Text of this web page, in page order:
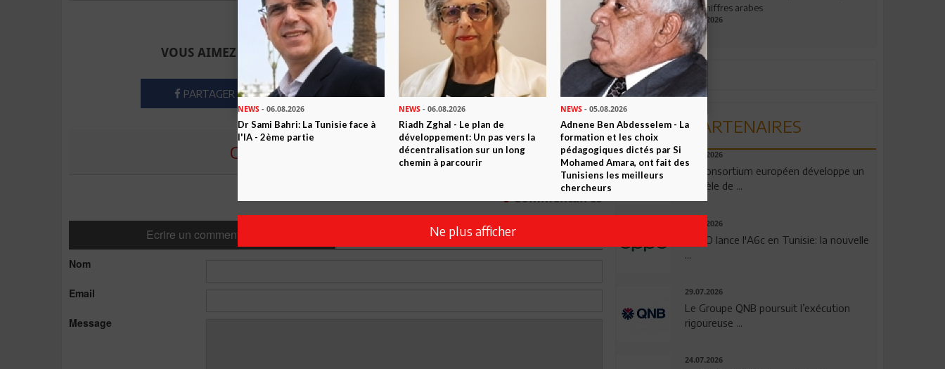
Envoyer à un ami Imprimer
VOUS AIMEZ CET ARTICLE ? PARTAGEZ-LE AVEC VOS AMIS !
PARTAGER TWEETER ABONNEZ-VOUS
COMMENTER CET ARTICLE
0Commentaires
Ecrire un commentaire Commenter
Nom
Email
Message
aux chiffres arabes
09.07.2026
PARTENAIRES
06.08.2026
Un consortium européen développe un
modèle de ...
04.08.2026
OPPO lance l'A6c en Tunisie: la nouvelle
...
29.07.2026
Le Groupe QNB poursuit l’exécution
rigoureuse ...
24.07.2026
NEWS - 06.08.2026
Dr Sami Bahri: La Tunisie face à
l'IA - 2ème partie
NEWS - 06.08.2026
Riadh Zghal - Le plan de
développement: Un pas vers la
décentralisation sur un long
chemin à parcourir
NEWS- 05.08.2026
Adnene Ben Abdesselem - La
formation et les choix
pédagogiques dictés par Si
Mohamed Amara, ont fait des
Tunisiens les meilleurs
chercheurs
Ne plus afficher